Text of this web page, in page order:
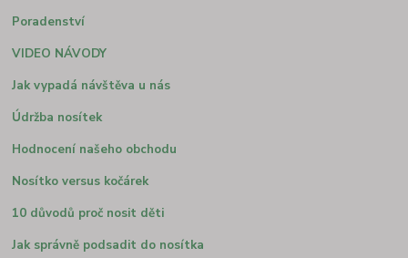
Poradenství
VIDEO NÁVODY
Jak vypadá návštěva u nás
Údržba nosítek
Hodnocení našeho obchodu
Nosítko versus kočárek
10 důvodů proč nosit děti
Jak správně podsadit do nosítka